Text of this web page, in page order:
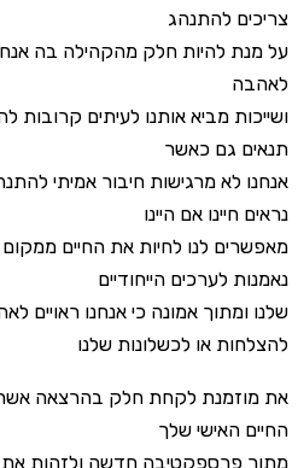
צריכים להתנהג
על מנת להיות חלק מהקהילה בה
לאהבה
ושייכות מביא אותנו לעיתים קרובות
תנאים גם כאשר
אנחנו לא מרגישות חיבור אמיתי
נראים חיינו אם היינו
מאפשרים לנו לחיות את החיים
נאמנות לערכים הייחודיים
להצלחות או לכשלונות שלנו
את מוזמנת לקחת חלק בהרצאה
החיים האישי שלך
מתוך פרספקטיבה חדשה ולזהות